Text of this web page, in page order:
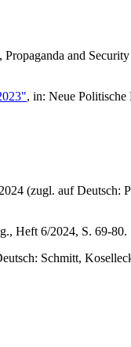
and
, in: Neue
(zugl. auf Deutsch:
Heft 6/2024, S. 69-80.
Schmitt,